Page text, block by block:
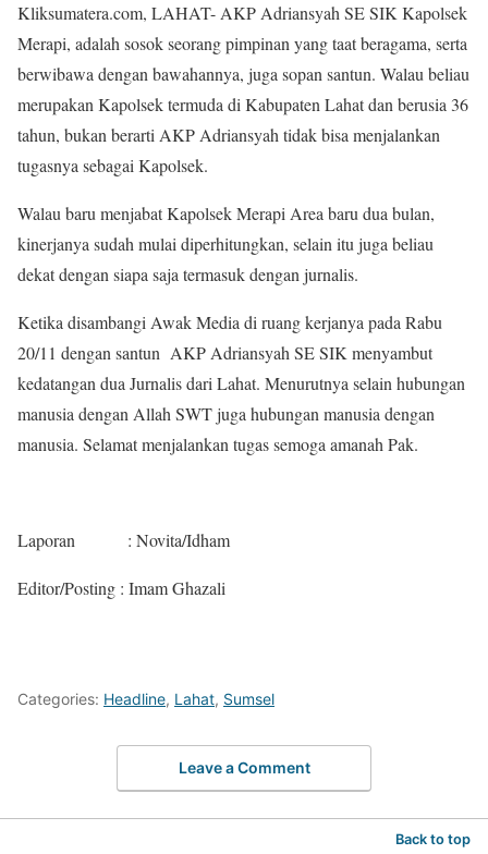
Kliksumatera.com, LAHAT- AKP Adriansyah SE SIK Kapolsek
Merapi, adalah sosok seorang pimpinan yang taat beragama, serta
berwibawa dengan bawahannya, juga sopan santun. Walau beliau
merupakan Kapolsek termuda di Kabupaten Lahat dan berusia 36
tahun, bukan berarti AKP Adriansyah tidak bisa menjalankan
tugasnya sebagai Kapolsek.
Walau baru menjabat Kapolsek Merapi Area baru dua bulan,
kinerjanya sudah mulai diperhitungkan, selain itu juga beliau
dekat dengan siapa saja termasuk dengan jurnalis.
Ketika disambangi Awak Media di ruang kerjanya pada Rabu
20/11 dengan santun AKP Adriansyah SE SIK menyambut
kedatangan dua Jurnalis dari Lahat. Menurutnya selain hubungan
manusia dengan Allah SWT juga hubungan manusia dengan
manusia. Selamat menjalankan tugas semoga amanah Pak.
Laporan : Novita/Idham
Editor/Posting : Imam Ghazali
Categories: Headline, Lahat, Sumsel
Leave a Comment
Back to top